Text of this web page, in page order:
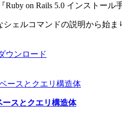
on Rails 5.0 インストー
ェルコマンドの説明から始
ウンロード
スとクエリ構造体